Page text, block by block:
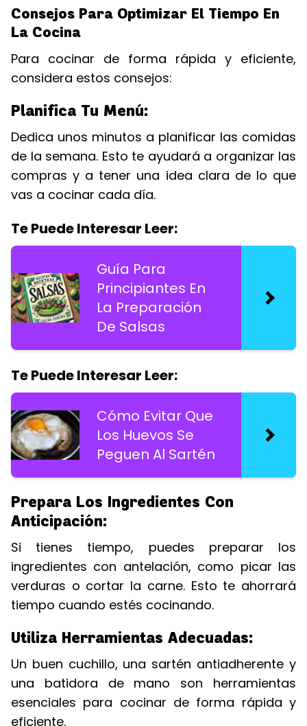
Consejos Para Optimizar El Tiempo En
La Cocina
Para cocinar de forma rápida y eficiente,
considera estos consejos:
Planifica Tu Menú:
Dedica unos minutos a planificar las comidas
de la semana. Esto te ayudará a organizar las
compras y a tener una idea clara de lo que
vas a cocinar cada día.
Te Puede Interesar Leer:
Guía Para
Principiantes En
La Preparación
De Salsas
Te Puede Interesar Leer:
Cómo Evitar Que
Los Huevos Se
Peguen Al Sartén
Prepara Los Ingredientes Con
Anticipación:
Si tienes tiempo, puedes preparar los
ingredientes con antelación, como picar las
verduras o cortar la carne. Esto te ahorrará
tiempo cuando estés cocinando.
Utiliza Herramientas Adecuadas:
Un buen cuchillo, una sartén antiadherente y
una batidora de mano son herramientas
esenciales para cocinar de forma rápida y
eficiente.